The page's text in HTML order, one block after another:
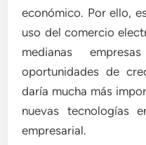
económico. Por ello,
uso del comercio
medianas
oportunidades de
daría mucha más
nuevas tecnologías
empresarial.